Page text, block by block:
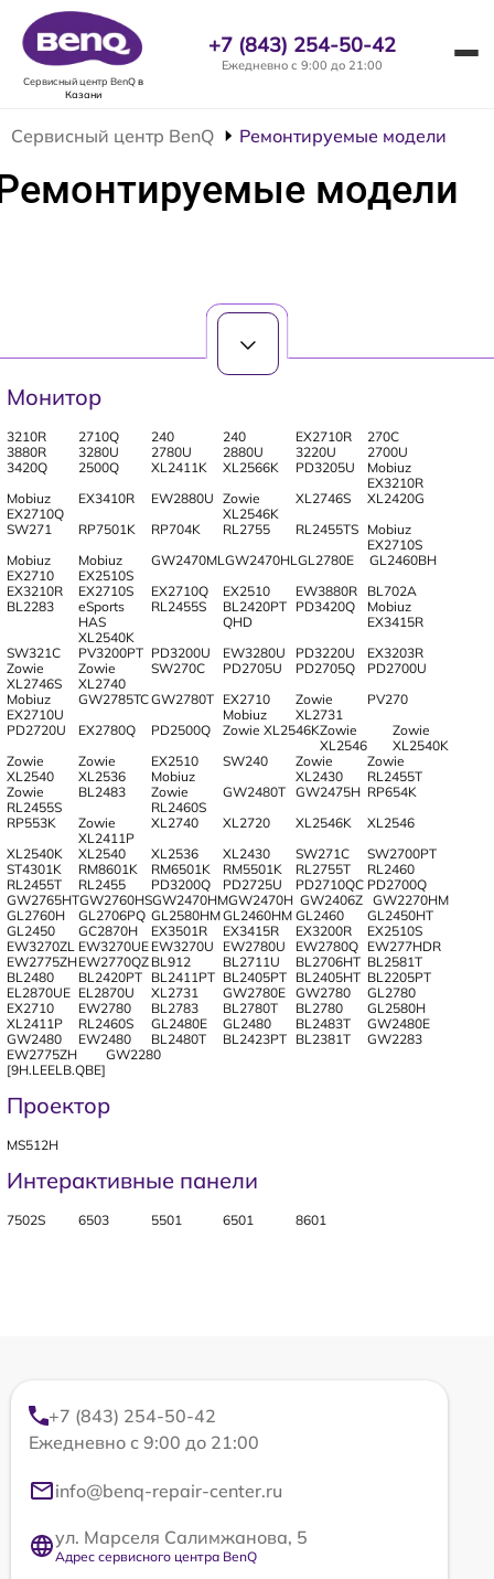
Сервисный центр BenQв
Казани
+7 (843) 254-50-42
Ежедневно с 9:00 до 21:00
Сервисный центр BenQ Ремонтируемые модели
модели
Монитор
3210R 2710Q 240 240 EX2710R
270C
3880R
3280U 2780U 2880U 3220U
2700U
3420Q
2500Q XL2411K XL2566K PD3205U
Mobiuz
EX3210R
Mobiuz
EX2710Q
EX3410R EW2880U
Zowie
XL2546K
XL2746S
XL2420G
SW271
RP7501K RP704K RL2755 RL2455TS
Mobiuz
EX2710S
Mobiuz
EX2710
Mobiuz
EX2510S
GW2470MLGW2470HLGL2780E
GL2460BH
EX3210R
EX2710S EX2710Q EX2510 EW3880R
BL702A
BL2283
eSports
HAS
XL2540K
RL2455S
BL2420PT
QHD
PD3420Q
Mobiuz
EX3415R
SW321C
PV3200PT PD3200U EW3280U PD3220U
EX3203R
Zowie
XL2746S
Zowie
XL2740
SW270C PD2705U PD2705Q
PD2700U
Mobiuz
EX2710U
GW2785TCGW2780T
EX2710
Mobiuz
Zowie
XL2731
PV270
PD2720U
EX2780Q PD2500Q Zowie XL2546KZowie
XL2546
Zowie
XL2540K
Zowie
XL2540
Zowie
XL2536
EX2510
Mobiuz
SW240
Zowie
XL2430
Zowie
RL2455T
Zowie
RL2455S
BL2483
Zowie
RL2460S
GW2480T GW2475H RP654K
RP553K
Zowie
XL2411P
XL2740 XL2720 XL2546K
XL2546
XL2540K
XL2540 XL2536 XL2430 SW271C
SW2700PT
ST4301K
RM8601K RM6501K RM5501K RL2755T
RL2460
RL2455T
RL2455 PD3200Q PD2725U PD2710QC PD2700Q
GW2765HTGW2760HSGW2470HMGW2470H GW2406Z GW2270HM
GL2760H
GL2706PQ GL2580HMGL2460HM GL2460
GL2450HT
GL2450
GC2870H EX3501R EX3415R EX3200R
EX2510S
EW3270ZL EW3270UE EW3270U EW2780U EW2780Q
EW277HDR
EW2775ZHEW2770QZ BL912 BL2711U BL2706HT BL2581T
BL2480
BL2420PT BL2411PT BL2405PT BL2405HT BL2205PT
EL2870UE EL2870U XL2731 GW2780E GW2780
GL2780
EX2710
EW2780 BL2783 BL2780T BL2780
GL2580H
XL2411P
RL2460S GL2480E GL2480 BL2483T
GW2480E
GW2480
EW2480 BL2480T BL2423PT BL2381T
GW2283
EW2775ZH
[9H.LEELB.QBE]
GW2280
Проектор
MS512H
Интерактивные панели
7502S 6503 5501 6501 8601
+7 (843) 254-50-42
Ежедневно с 9:00 до 21:00
info@benq-repair-center.ru
ул. Марселя Салимжанова, 5
Адрес сервисного центра BenQ